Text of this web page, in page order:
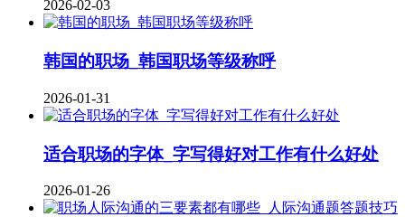
2026-02-03
韩国的职场_韩国职场等级称呼
2026-01-31
适合职场的字体_字写得好对工作有什么好处
2026-01-26